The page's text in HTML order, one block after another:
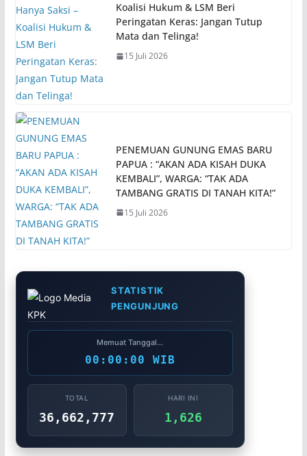
Koalisi Hukum & LSM Beri
Peringatan Keras: Jangan Tutup
Mata dan Telinga!
15 Juli 2026
PENEMUAN GUNUNG EMAS BARU
PAPUA : “AKAN ADA KISAH DUKA
KEMBALI”, WARGA: “TAK ADA
TAMBANG GRATIS DI TANAH KITA!”
15 Juli 2026
STATISTIK
PENGUNJUNG
Memuat Tanggal...
00:00:00 WIB
TOTAL
36,662,777
HARI INI
1,626